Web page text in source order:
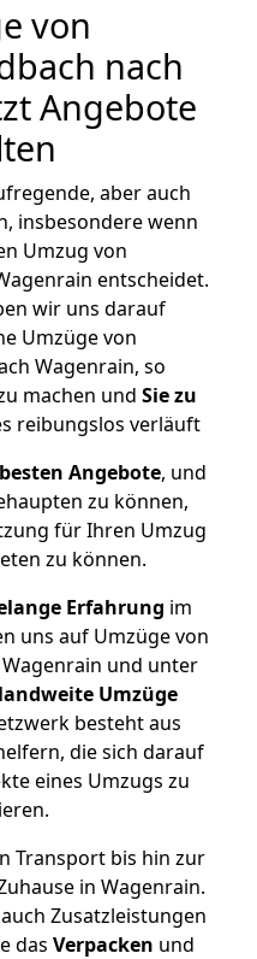
von
nach
Angebote
aber auch
insbesondere wenn
Umzug von
entscheidet.
wir uns darauf
Umzüge von
Wagenrain, so
machen und Sie zu
reibungslos verläuft
Angebote, und
zu können,
für Ihren Umzug
zu können.
Erfahrung im
uns auf Umzüge von
und unter
Umzüge
besteht aus
die sich darauf
eines Umzugs zu
Transport bis hin zur
in Wagenrain.
Zusatzleistungen
das Verpacken und